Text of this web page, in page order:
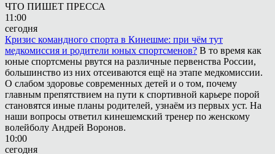
ЧТО ПИШЕТ ПРЕССА
11:00
сегодня
Кризис командного спорта в Кинешме: при чём тут
медкомиссия и родители юных спортсменов? В то время как
юные спортсмены рвутся на различные первенства России,
большинство из них отсеиваются ещё на этапе медкомиссии.
О слабом здоровье современных детей и о том, почему
главным препятствием на пути к спортивной карьере порой
становятся иные планы родителей, узнаём из первых уст. На
наши вопросы ответил кинешемский тренер по женскому
волейболу Андрей Воронов.
10:00
сегодня